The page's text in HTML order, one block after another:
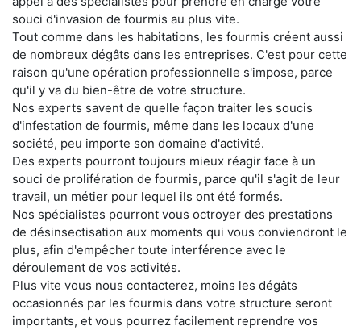
souci d'invasion de fourmis au plus vite.
Tout comme dans les habitations, les fourmis créent aussi
de nombreux dégâts dans les entreprises. C'est pour cette
raison qu'une opération professionnelle s'impose, parce
qu'il y va du bien-être de votre structure.
Nos experts savent de quelle façon traiter les soucis
d'infestation de fourmis, même dans les locaux d'une
société, peu importe son domaine d'activité.
Des experts pourront toujours mieux réagir face à un
souci de prolifération de fourmis, parce qu'il s'agit de leur
travail, un métier pour lequel ils ont été formés.
Nos spécialistes pourront vous octroyer des prestations
de désinsectisation aux moments qui vous conviendront le
plus, afin d'empêcher toute interférence avec le
déroulement de vos activités.
Plus vite vous nous contacterez, moins les dégâts
occasionnés par les fourmis dans votre structure seront
importants, et vous pourrez facilement reprendre vos